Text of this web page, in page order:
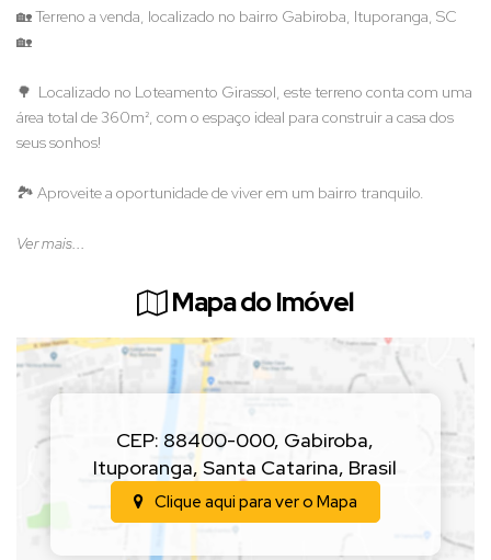
🏡 Terreno a venda, localizado no bairro Gabiroba, Ituporanga, SC
🏡
🌳 Localizado no Loteamento Girassol, este terreno conta com uma
área total de 360m², com o espaço ideal para construir a casa dos
seus sonhos!
🏞️ Aproveite a oportunidade de viver em um bairro tranquilo.
Ver mais...
Mapa do Imóvel
CEP: 88400-000, Gabiroba,
Ituporanga,Santa Catarina, Brasil
Clique aqui para ver o Mapa